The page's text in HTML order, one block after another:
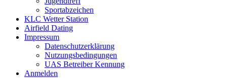
Sportabzeichen
KLC Wetter Station
Airfield Dating
Impressum
Datenschutzerklärung
Nutzungsbedingungen
UAS Betreiber Kennung
Anmelden